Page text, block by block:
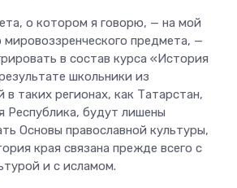
о котором я говорю, — на мой
мировоззренческого предмета, —
в состав курса «История
школьники из
в таких регионах, как Татарстан,
Республика, будут лишены
Основы православной культуры,
края связана прежде всего с
и с исламом.